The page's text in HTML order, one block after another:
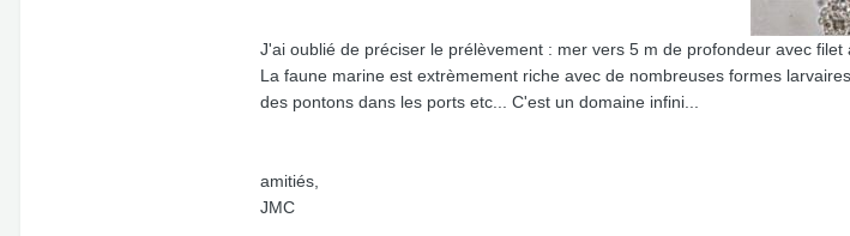
J'ai oublié de préciser le prélèvement : mer vers 5 m de profondeur avec filet
La faune marine est extrèmement riche avec de nombreuses formes
des pontons dans les ports etc... C'est un domaine infini...
amitiés,
JMC